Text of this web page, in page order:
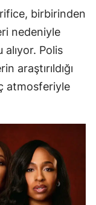
birbirinden
nedeniyle
Polis
araştırıldığı
atmosferiyle